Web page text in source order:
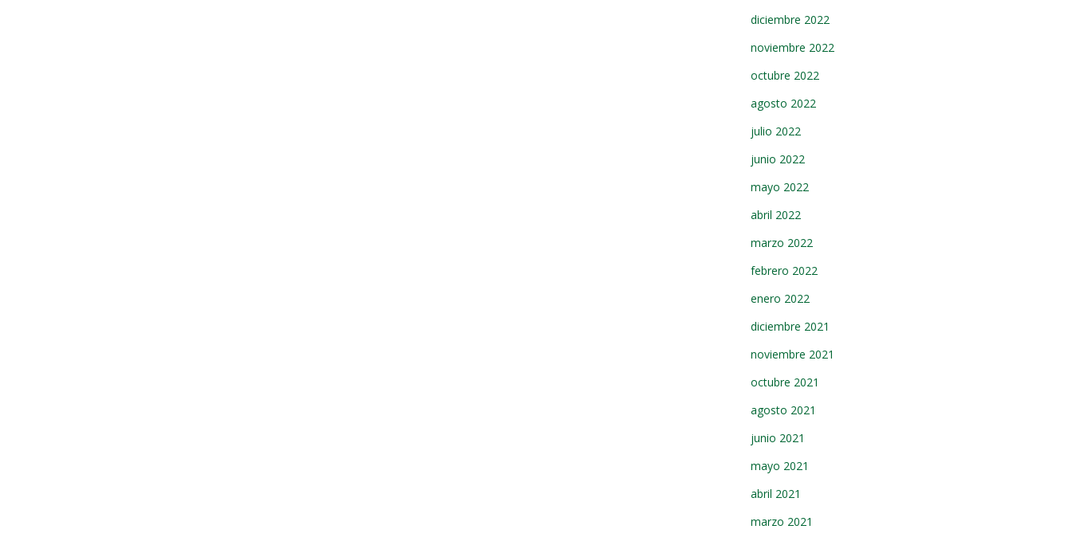
diciembre 2022
noviembre 2022
octubre 2022
agosto 2022
julio 2022
junio 2022
mayo 2022
abril 2022
marzo 2022
febrero 2022
enero 2022
diciembre 2021
noviembre 2021
octubre 2021
agosto 2021
junio 2021
mayo 2021
abril 2021
marzo 2021